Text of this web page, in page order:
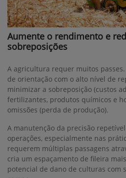
Aumente o rendimento e
sobreposições
A agricultura requer muitos
de orientação com o alto nível de
minimizar a sobreposição (custos
fertilizantes, produtos químicos e
omissões (perda de produção).
A manutenção da precisão
operações, especialmente nas
requerem múltiplas passagens
cria um espaçamento de fileira
potencial de dano de culturas com